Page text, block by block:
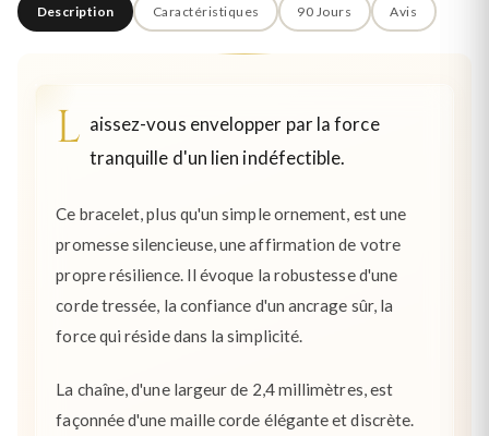
Description Caractéristiques 90 Jours Avis
L aissez-vous envelopper par la force
tranquille d'un lien indéfectible.
Ce bracelet, plus qu'un simple ornement, est une
promesse silencieuse, une affirmation de votre
propre résilience. Il évoque la robustesse d'une
corde tressée, la confiance d'un ancrage sûr, la
force qui réside dans la simplicité.
La chaîne, d'une largeur de 2,4 millimètres, est
façonnée d'une maille corde élégante et discrète.